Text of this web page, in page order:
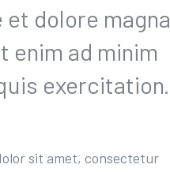
et dolore magna
enim ad minim
exercitation.
sit amet, consectetur